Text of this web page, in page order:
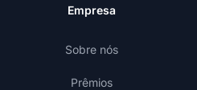
Empresa
Sobre nós
Prêmios